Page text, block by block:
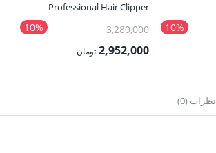
10%
Professional Hair Clipper
10% 3,280,000قیمت
اصلی:2,952,000 تومان
نظرات (0)